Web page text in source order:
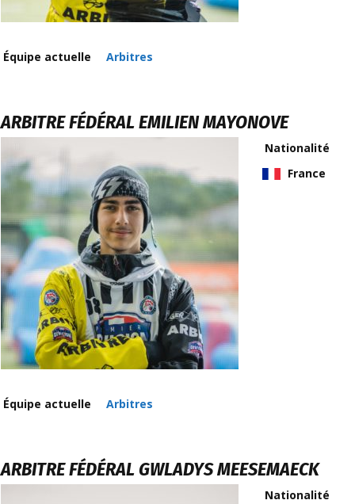
Équipe actuelle Arbitres
ARBITRE FÉDÉRALEMILIEN MAYONOVE
Nationalité
France
Équipe actuelle Arbitres
ARBITRE FÉDÉRALGWLADYS MEESEMAECK
Nationalité